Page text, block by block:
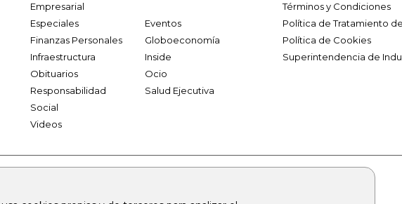
Empresarial
Especiales
Eventos
Finanzas Personales
Globoeconomía
Infraestructura
Inside
Obituarios
Ocio
Responsabilidad
Social
Salud Ejecutiva
Videos
Términos y Condiciones
Política de Tratamiento
Política de Cookies
Superintendencia de
firmasdeabogados.com bolsaencolombia.com